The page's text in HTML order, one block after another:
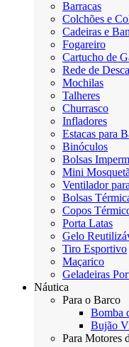
Barracas
Colchões e
Cadeiras e
Fogareiro
Cartucho de
Rede de
Mochilas
Talheres
Churrasco
Infladores
Estacas para
Binóculos
Bolsas
Mini
Ventilador
Bolsas
Copos
Porta Latas
Gelo
Tiro Esportivo
Maçarico
Geladeiras
Náutica
Para o Barco
Bomba
Bujão
Para Motores